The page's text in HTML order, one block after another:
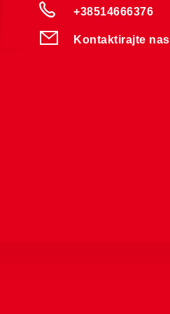
+38514666376
Kontaktirajte nas